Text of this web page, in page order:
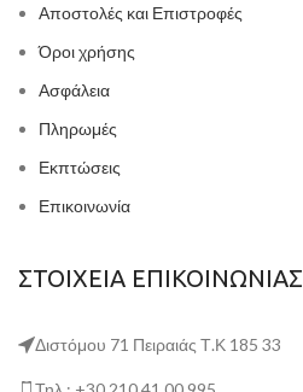
Αποστολές και Επιστροφές
Όροι χρήσης
Ασφάλεια
Πληρωμές
Εκπτώσεις
Επικοινωνία
ΣΤΟΙΧΕΙΑ ΕΠΙΚΟΙΝΩΝΙΑΣ
Διστόμου 71 Πειραιάς Τ.Κ 185 33